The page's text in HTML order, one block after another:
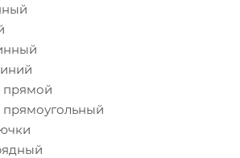
прямой